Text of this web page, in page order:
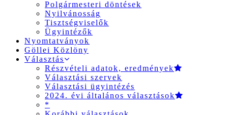
Polgármesteri döntések
Nyilvánosság
Tisztségviselők
Ügyintézők
Nyomtatványok
Göllei Közlöny
Választás
Részvételi adatok, eredmények
Választási szervek
Választási ügyintézés
2024. évi általános választások
*